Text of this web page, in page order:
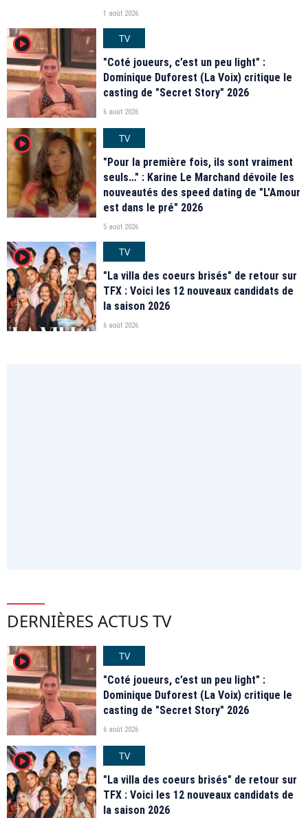
1 août 2026
player2
TV
"Coté joueurs, c’est un peu light" :
Dominique Duforest (La Voix) critique le
casting de "Secret Story" 2026
6 août 2026
player2
TV
"Pour la première fois, ils sont vraiment
seuls…" : Karine Le Marchand dévoile les
nouveautés des speed dating de "L'Amour
est dans le pré" 2026
5 août 2026
player2
TV
"La villa des coeurs brisés" de retour sur
TFX : Voici les 12 nouveaux candidats de
la saison 2026
6 août 2026
DERNIÈRES ACTUS TV
player2
TV
"Coté joueurs, c’est un peu light" :
Dominique Duforest (La Voix) critique le
casting de "Secret Story" 2026
6 août 2026
player2
TV
"La villa des coeurs brisés" de retour sur
TFX : Voici les 12 nouveaux candidats de
la saison 2026